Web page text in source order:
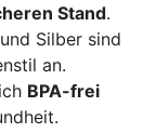
Stand.
Silber sind
an.
BPA-frei